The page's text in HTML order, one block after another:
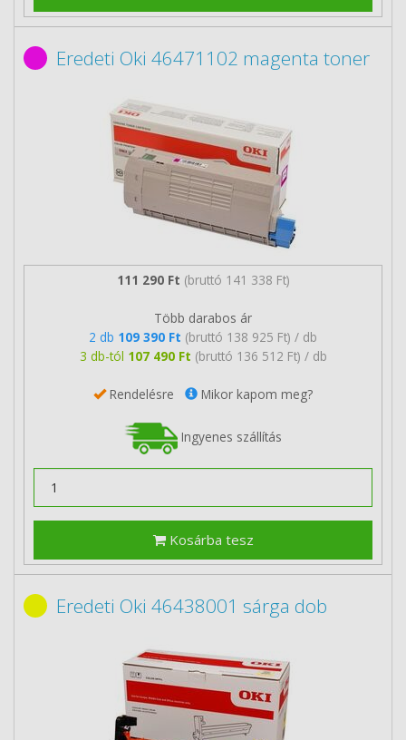
Eredeti Oki 46471102 magenta toner
111 290 Ft (bruttó 141 338 Ft)
Több darabos ár
2 db 109 390 Ft (bruttó 138 925 Ft) / db
3 db-tól 107 490 Ft (bruttó 136 512 Ft) / db
Rendelésre Mikor kapom meg?
Ingyenes szállítás
Kosárba tesz
Eredeti Oki 46438001 sárga dob